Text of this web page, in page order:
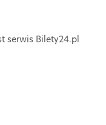
serwis Bilety24.pl